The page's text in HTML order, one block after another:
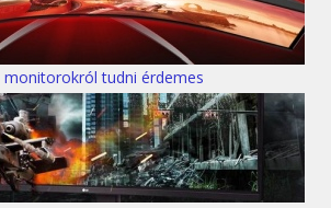
monitorokról tudni érdemes